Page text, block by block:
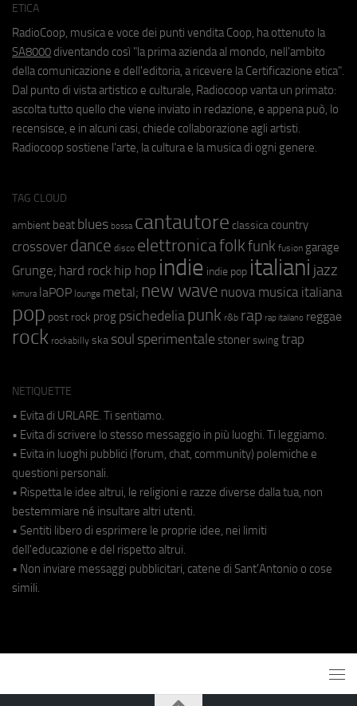
ETICA
RadioCoop, musica e voce dei punti vendita Coop, ha ottenuto la
SA8000 diventando così "la prima azienda al mondo, nell'ambito
della comunicazione e dell'editoria, a ricevere la Certificazione etica".
Dal punto di vista artistico e culturale, Radiocoop vanta un primato:
ascolta tutto quello che viene inviato in redazione, e appena può, lo
recensisce, e in alcuni casi, chiede collaborazione agli artisti.
Radiocoop sostiene l'arte, la cultura e la musica di ogni genere.
TAG CLOUD
ambient beat blues bossa cantautore classica country
crossover dance disco elettronicafolkfunk fusion garage
Grunge; hard rock hip hop indie indie pop italiani jazz
kimura laPOP lounge metal; new wave nuova musica italiana
pop post rock prog psichedeliapunk r&b rap rap italiano reggae
rock rockabilly ska soul sperimentale stoner swing trap
NETIQUETTE
• Evita di URLARE. Ti sentiamo.
• Evita di scrivere lo stesso messaggio in più luoghi. Ti leggiamo.
• Evita in luoghi pubblici (forum, chat, community) polemiche e
questioni personali.
• Rispetta le idee altrui, le religioni e razze diverse dalla tua, non
bestemmiare né insultare altri utenti.
• Sentiti libero di esprimere le proprie idee, nei limiti
dell'educazione e del rispetto altrui.
• Non inviare messaggi pubblicitari, catene di Sant'Antonio o cose
simili.